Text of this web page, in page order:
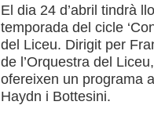
El dia 24 d’abril tindrà
temporada del cicle
del Liceu. Dirigit per
de l’Orquestra del
ofereixen un programa
Haydn i Bottesini.